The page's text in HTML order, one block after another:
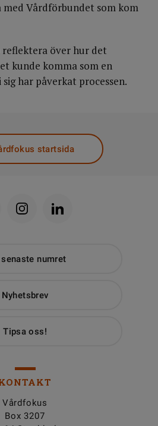
Vårdförbundet som kom
över hur det
kunde komma som en
har påverkat processen.
startsida
senaste numret
Nyhetsbrev
Tipsa oss!
Vårdfokus
Box 3207